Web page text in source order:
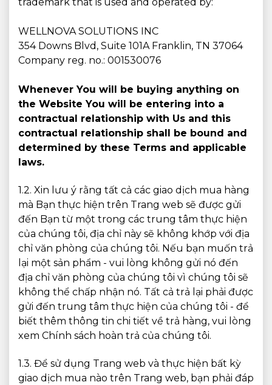
WELLNOVA SOLUTIONS INC
354 Downs Blvd, Suite 101A Franklin, TN 37064
Company reg. no.: 001530076
Whenever You will be buying anything on
the Website You will be entering into a
contractual relationship with Us and this
contractual relationship shall be bound and
determined by these Terms and applicable
laws.
1.2. Xin lưu ý rằng tất cả các giao dịch mua hàng
mà Bạn thực hiện trên Trang web sẽ được gửi
đến Bạn từ một trong các trung tâm thực hiện
của chúng tôi, địa chỉ này sẽ không khớp với địa
chỉ văn phòng của chúng tôi. Nếu bạn muốn trả
lại một sản phẩm - vui lòng không gửi nó đến
địa chỉ văn phòng của chúng tôi vì chúng tôi sẽ
không thể chấp nhận nó. Tất cả trả lại phải được
gửi đến trung tâm thực hiện của chúng tôi - để
biết thêm thông tin chi tiết về trả hàng, vui lòng
xem Chính sách hoàn trả của chúng tôi.
1.3. Để sử dụng Trang web và thực hiện bất kỳ
giao dịch mua nào trên Trang web, bạn phải đáp